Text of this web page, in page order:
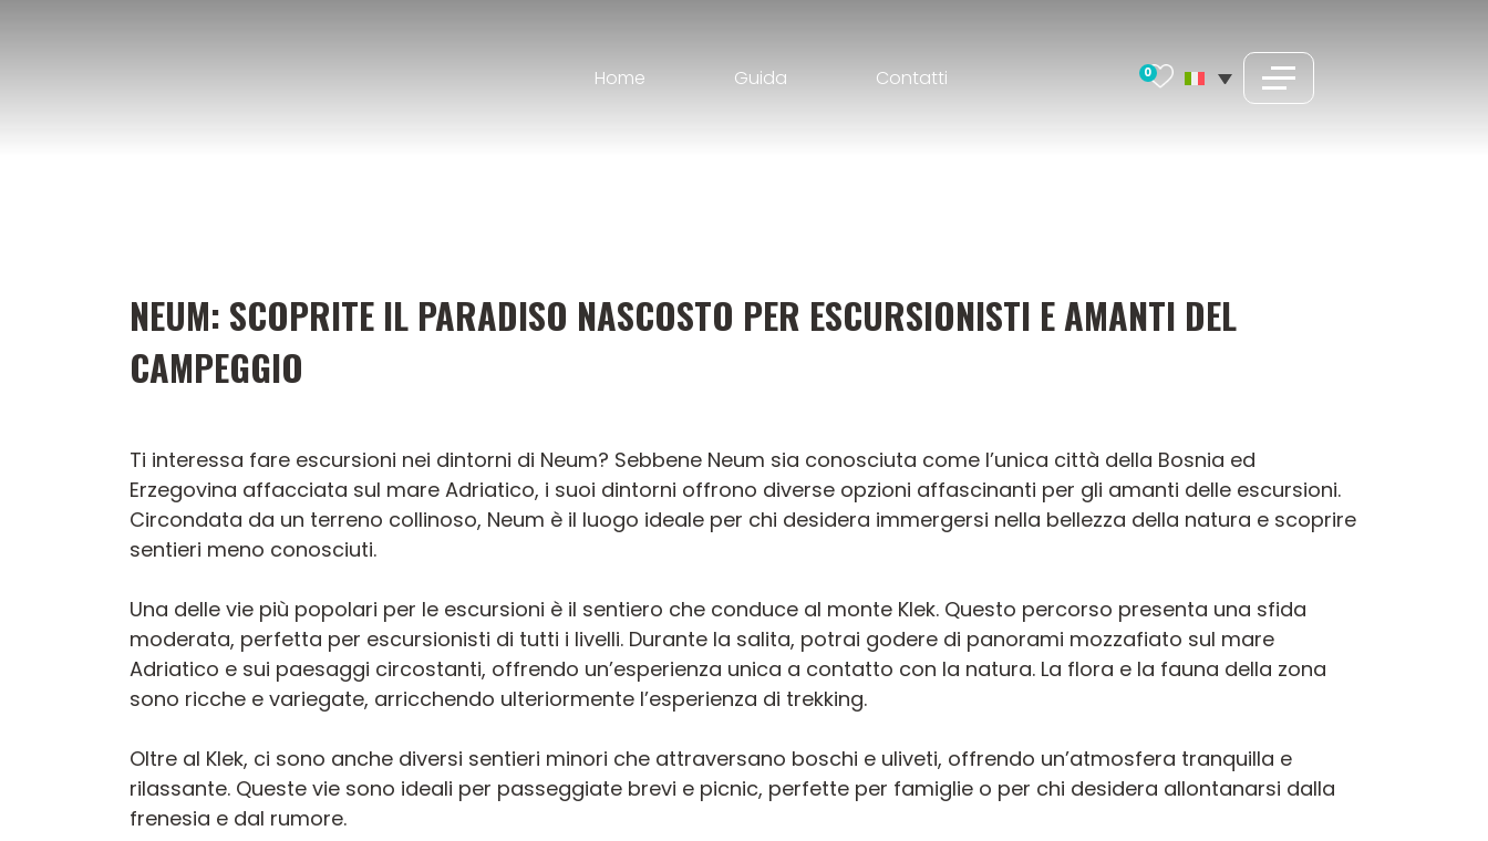
Home Guida Contatti 0
NEUM: SCOPRITE IL PARADISO NASCOSTO PER ESCURSIONISTI E AMANTI DEL
CAMPEGGIO
Ti interessa fare escursioni nei dintorni di Neum? Sebbene Neum sia conosciuta come l’unica città della Bosnia ed
Erzegovina affacciata sul mare Adriatico, i suoi dintorni offrono diverse opzioni affascinanti per gli amanti delle escursioni.
Circondata da un terreno collinoso, Neum è il luogo ideale per chi desidera immergersi nella bellezza della natura e scoprire
sentieri meno conosciuti.
Una delle vie più popolari per le escursioni è il sentiero che conduce al monte Klek. Questo percorso presenta una sfida
moderata, perfetta per escursionisti di tutti i livelli. Durante la salita, potrai godere di panorami mozzafiato sul mare
Adriatico e sui paesaggi circostanti, offrendo un’esperienza unica a contatto con la natura. La flora e la fauna della zona
sono ricche e variegate, arricchendo ulteriormente l’esperienza di trekking.
Oltre al Klek, ci sono anche diversi sentieri minori che attraversano boschi e uliveti, offrendo un’atmosfera tranquilla e
rilassante. Queste vie sono ideali per passeggiate brevi e picnic, perfette per famiglie o per chi desidera allontanarsi dalla
frenesia e dal rumore.